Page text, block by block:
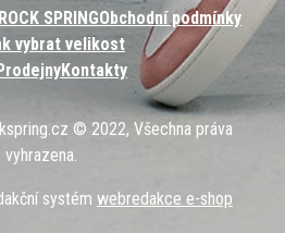
ROCK SPRINGObchodní podmínky
vybrat velikost
Kontakty
© 2022, Všechna práva
vyhrazena.
systém webredakce e-shop